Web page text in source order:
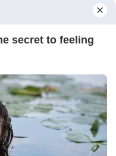
Pedoman Media Siber
Reserved.